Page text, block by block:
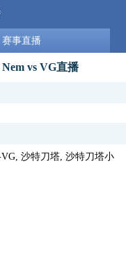
赛事直播
vs VG直播
VG, 沙特刀塔, 沙特刀塔小